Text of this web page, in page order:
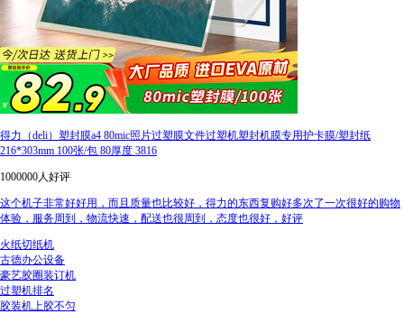
得力（deli）塑封膜a4 80mic照片过塑膜文件过塑机塑封机膜专用护卡膜/塑封纸
216*303mm 100张/包 80厚度 3816
1000000人好评
这个机子非常好好用，而且质量也比较好，得力的东西复购好多次了一次很好的购物
体验，服务周到，物流快速，配送也很周到，态度也很好，好评
火纸切纸机
古德办公设备
豪艺胶圈装订机
过塑机排名
胶装机上胶不匀